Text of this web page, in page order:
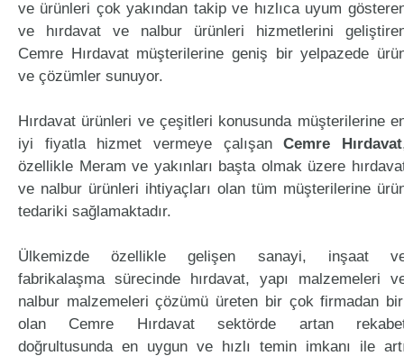
ve ürünleri çok yakından takip ve hızlıca uyum
ve hırdavat ve nalbur ürünleri hizmetlerini
Cemre Hırdavat müşterilerine geniş bir yelpazede
ve çözümler sunuyor.
Hırdavat ürünleri ve çeşitleri konusunda müşterilerine
iyi fiyatla hizmet vermeye çalışanCemre Hırdavat
özellikle Meram ve yakınları başta olmak üzere
ve nalbur ürünleri ihtiyaçları olan tüm müşterilerine
tedariki sağlamaktadır.
Ülkemizde özellikle gelişen sanayi, inşaat
fabrikalaşma sürecinde hırdavat, yapı malzemeleri
nalbur malzemeleri çözümü üreten bir çok firmadan
olan Cemre Hırdavat sektörde artan
doğrultusunda en uygun ve hızlı temin imkanı ile